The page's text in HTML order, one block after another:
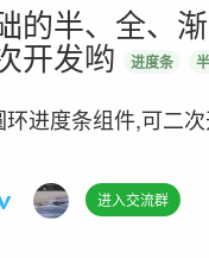
的半、全、
开发哟 进度条
进度条组件,可二
进入交流群